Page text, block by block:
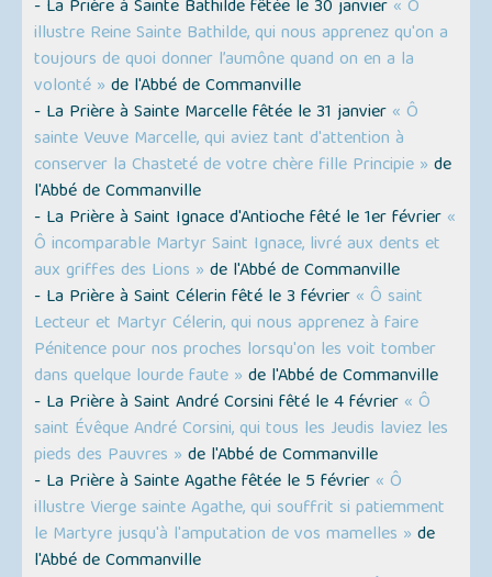
- La Prière à Sainte Bathilde fêtée le 30 janvier « Ô
illustre Reine Sainte Bathilde, qui nous apprenez qu'on a
toujours de quoi donner l’aumône quand on en a la
volonté » de l'Abbé de Commanville
- La Prière à Sainte Marcelle fêtée le 31 janvier « Ô
sainte Veuve Marcelle, qui aviez tant d'attention à
conserver la Chasteté de votre chère fille Principie » de
l'Abbé de Commanville
- La Prière à Saint Ignace d'Antioche fêté le 1er février «
Ô incomparable Martyr Saint Ignace, livré aux dents et
aux griffes des Lions » de l'Abbé de Commanville
- La Prière à Saint Célerin fêté le 3 février « Ô saint
Lecteur et Martyr Célerin, qui nous apprenez à faire
Pénitence pour nos proches lorsqu'on les voit tomber
dans quelque lourde faute » de l'Abbé de Commanville
- La Prière à Saint André Corsini fêté le 4 février « Ô
saint Évêque André Corsini, qui tous les Jeudis laviez les
pieds des Pauvres » de l'Abbé de Commanville
- La Prière à Sainte Agathe fêtée le 5 février « Ô
illustre Vierge sainte Agathe, qui souffrit si patiemment
le Martyre jusqu'à l'amputation de vos mamelles » de
l'Abbé de Commanville